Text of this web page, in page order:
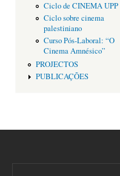
Ciclo de CINEMA UPP
Ciclo sobre cinema
palestiniano
Curso Pós-Laboral: “O
Cinema Amnésico”
PROJECTOS
PUBLICAÇÕES